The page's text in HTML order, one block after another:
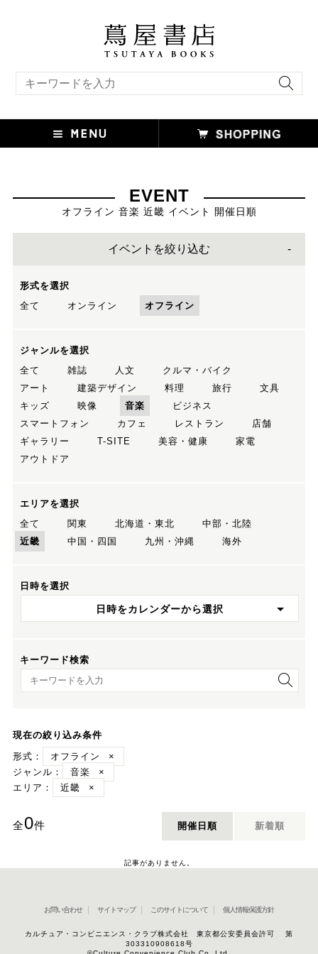
EVENT
オフライン 音楽 近畿 イベント 開催日順
イベントを絞り込む
形式を選択
全て
オンライン オフライン
ジャンルを選択
全て
雑誌 人文
クルマ・バイク
アート
建築デザイン 料理 旅行
文具
キッズ
映像 音楽
ビジネス
スマートフォン
カフェ レストラン
店舗
ギャラリー
T-SITE 美容・健康
家電
アウトドア
エリアを選択
全て
関東 北海道・東北
中部・北陸
近畿
中国・四国 九州・沖縄 海外
日時を選択
日時をカレンダーから選択
キーワード検索
キーワード検索
現在の絞り込み条件
形式：
オフライン
×
ジャンル：
音楽
×
エリア：
近畿 ×
全0件 開催日順 新着順
記事がありません。
お問い合わせ サイトマップ このサイトについて 個人情報保護方針
カルチュア・コンビニエンス・クラブ株式会社 東京都公安委員会許可 第
303310908618号